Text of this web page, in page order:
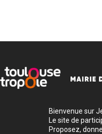
Bienvenue sur
Le site de
Proposez,